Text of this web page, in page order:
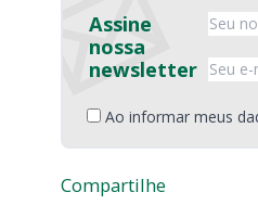
Assine
nossa
newsletter
Ao informar meus
Compartilhe